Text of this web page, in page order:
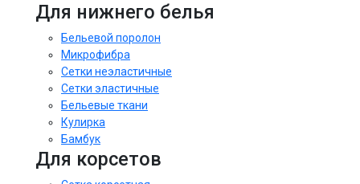
Для нижнего белья
Бельевой поролон
Микрофибра
Сетки неэластичные
Сетки эластичные
Бельевые ткани
Кулирка
Бамбук
Для корсетов